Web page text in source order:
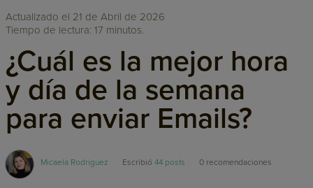
Actualizado el 21 de Abril de 2026
Tiempo de lectura: 17 minutos.
¿Cuál es la mejor hora
y día de la semana
para enviar Emails?
Micaela Rodriguez Escribió44 posts 0 recomendaciones